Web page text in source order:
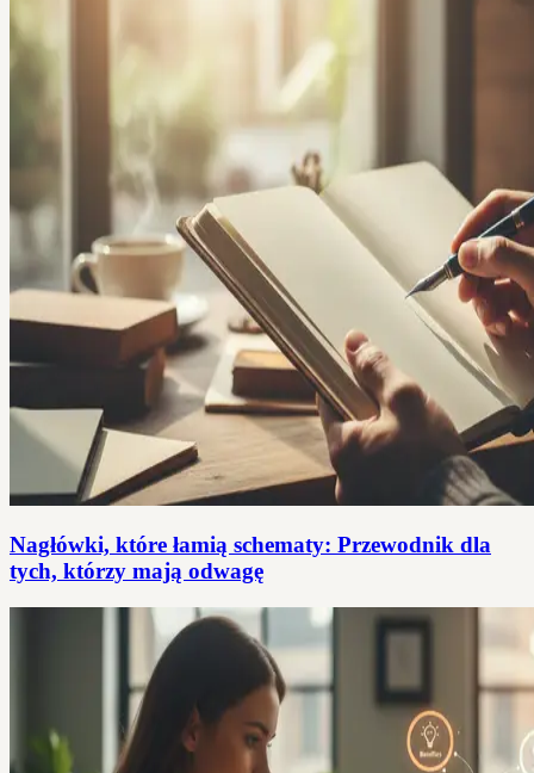
Nagłówki, które łamią schematy: Przewodnik dla
tych, którzy mają odwagę